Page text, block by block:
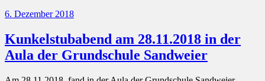
6. Dezember 2018
Kunkelstubabend am 28.11.2018 in der
Aula der Grundschule Sandweier